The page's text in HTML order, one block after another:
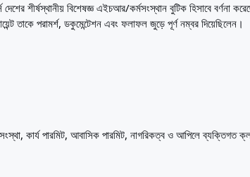
দেশের শীর্ষস্থানীয় বিশেষজ্ঞ এইচআর/কর্মসংস্থান বুটিক হিসাবে
তাকে পরামর্শ, ডকুমেন্টেশন এবং ফলাফল জুড়ে পূর্ণ নম্বর দিয়েছিলেন।
কার্য পারমিট, আবাসিক পারমিট, নাগরিকত্ব ও আপিলে ব্যক্তিগত